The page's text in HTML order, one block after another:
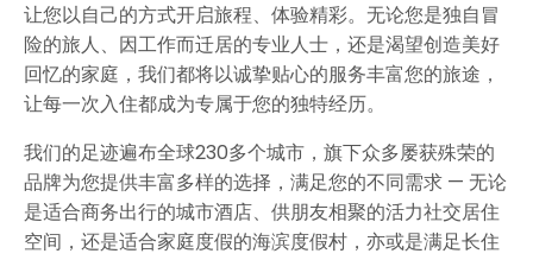
让您以自己的方式开启旅程、体验精彩。无论您是独自冒
险的旅人、因工作而迁居的专业人士，还是渴望创造美好
回忆的家庭，我们都将以诚挚贴心的服务丰富您的旅途，
让每一次入住都成为专属于您的独特经历。
我们的足迹遍布全球230多个城市，旗下众多屡获殊荣的
品牌为您提供丰富多样的选择，满足您的不同需求 — 无论
是适合商务出行的城市酒店、供朋友相聚的活力社交居住
空间，还是适合家庭度假的海滨度假村，亦或是满足长住